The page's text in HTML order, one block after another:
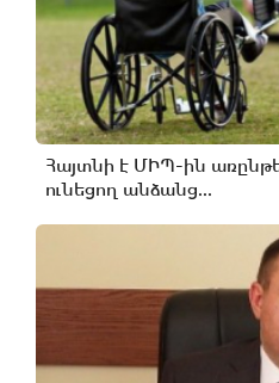
Հայտնի է ՄԻՊ-ին
ունեցող անձանց...